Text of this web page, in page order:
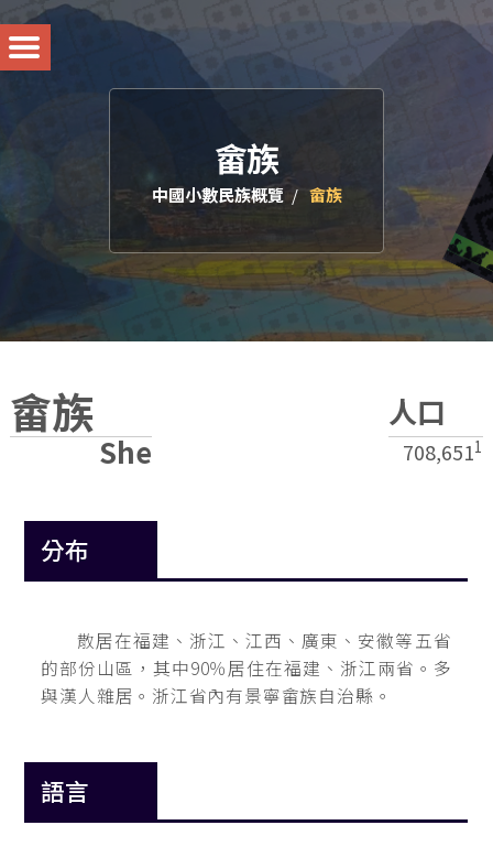
畲族
中國小數民族概覽 畲族
畲族
She
人口
708,6511
分布
散居在福建、浙江、江西、廣東、安徽等五省
的部份山區，其中90％居住在福建、浙江兩省。多
與漢人雜居。浙江省內有景寧畲族自治縣。
語言